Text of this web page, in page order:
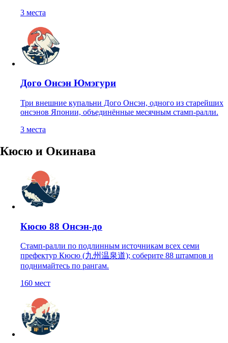
3 места
Дого Онсэн Юмэгури
Три внешние купальни Дого Онсэн, одного из старейших
онсэнов Японии, объединённые месячным стамп-ралли.
3 места
Кюсю и Окинава
Кюсю 88 Онсэн-до
Стамп-ралли по подлинным источникам всех семи
префектур Кюсю (九州温泉道); соберите 88 штампов и
поднимайтесь по рангам.
160 мест